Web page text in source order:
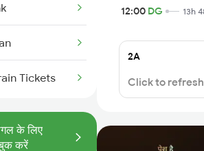
Tickets
के लिए
बुक करें
12:00 DG 13h
2A
Click to refresh